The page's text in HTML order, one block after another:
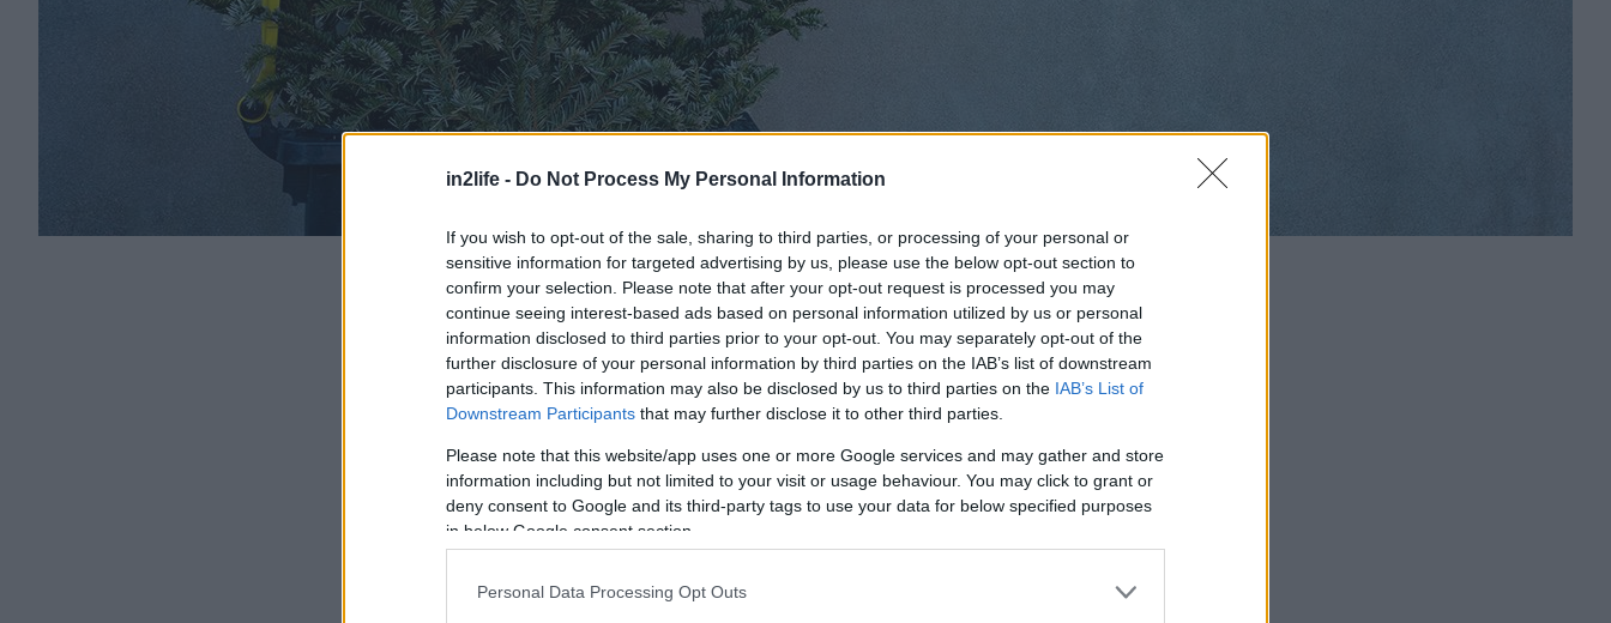
in2life - Do Not Process My Personal Information
If you wish to opt-out of the sale, sharing to third parties, or processing of your personal or
sensitive information for targeted advertising by us, please use the below opt-out section to
confirm your selection. Please note that after your opt-out request is processed you may
continue seeing interest-based ads based on personal information utilized by us or personal
information disclosed to third parties prior to your opt-out. You may separately opt-out of the
further disclosure of your personal information by third parties on the IAB’s list of downstream
participants. This information may also be disclosed by us to third parties on the IAB’s List of
Downstream Participants that may further disclose it to other third parties.
Please note that this website/app uses one or more Google services and may gather and store
information including but not limited to your visit or usage behaviour. You may click to grant or
deny consent to Google and its third-party tags to use your data for below specified purposes
in below Google consent section.
Personal Data Processing Opt Outs